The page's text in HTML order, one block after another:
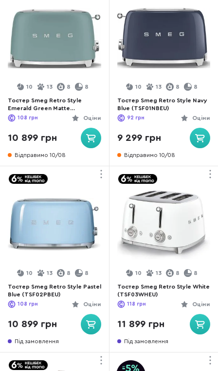
10 13 8 8
Тостер Smeg Retro Style
Emerald Green Matte
(TSF01EGMEU)
Оціни
108 грн
10 899 грн
Відправимо 10/08
10 13 8 8
Тостер Smeg Retro Style Navy
Blue (TSF01NBEU)
Оціни
92 грн
9 299 грн
Відправимо 10/08
10 13 8 8
Тостер Smeg Retro Style Pastel
Blue (TSF02PBEU)
Оціни
108 грн
10 899 грн
Під замовлення
10 13 8 8
Тостер Smeg Retro Style White
(TSF03WHEU)
Оціни
118 грн
11 899 грн
Під замовлення